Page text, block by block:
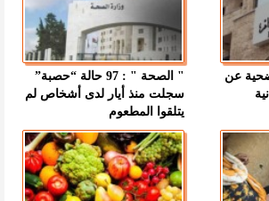
عن
" الصحة " : 97 حالة “حصبة”
سجلت منذ أيار لدى أشخاص لم
يتلقوا المطعوم